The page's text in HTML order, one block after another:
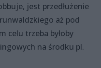
jest przedłużenie
aż pod
celu trzeba byłoby
na środku pl.